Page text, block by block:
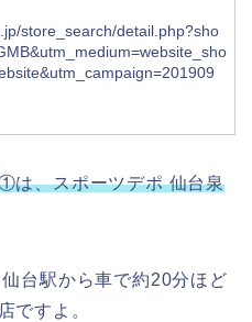
store_search/detail.php?sho
は、スポーツデポ 仙台泉
台駅から車で約20分ほど
ですよ。